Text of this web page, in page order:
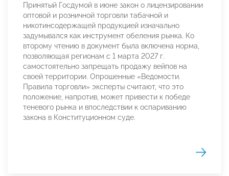
Принятый Госдумой в июне закон о лицензировании
оптовой и розничной торговли табачной и
никотинсодержащей продукцией изначально
задумывался как инструмент обеления рынка. Ко
второму чтению в документ была включена норма,
позволяющая регионам с 1 марта 2027 г.
самостоятельно запрещать продажу вейпов на
своей территории. Опрошенные «Ведомости.
Правила торговли» эксперты считают, что это
положение, напротив, может привести к победе
теневого рынка и впоследствии к оспариванию
закона в Конституционном суде.